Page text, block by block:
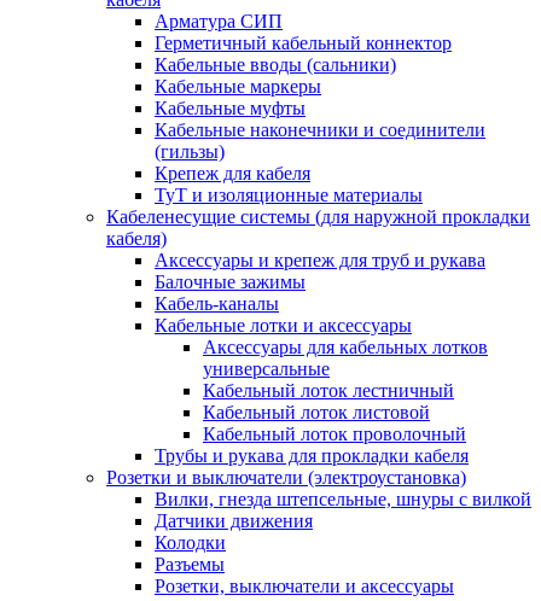
Арматура СИП
Герметичный кабельный коннектор
Кабельные вводы (сальники)
Кабельные маркеры
Кабельные муфты
Кабельные наконечники и соединители
(гильзы)
Крепеж для кабеля
ТуТ и изоляционные материалы
Кабеленесущие системы (для наружной прокладки
кабеля)
Аксессуары и крепеж для труб и рукава
Балочные зажимы
Кабель-каналы
Кабельные лотки и аксессуары
Аксессуары для кабельных лотков
универсальные
Кабельный лоток лестничный
Кабельный лоток листовой
Кабельный лоток проволочный
Трубы и рукава для прокладки кабеля
Розетки и выключатели (электроустановка)
Вилки, гнезда штепсельные, шнуры с вилкой
Датчики движения
Колодки
Разъемы
Розетки, выключатели и аксессуары